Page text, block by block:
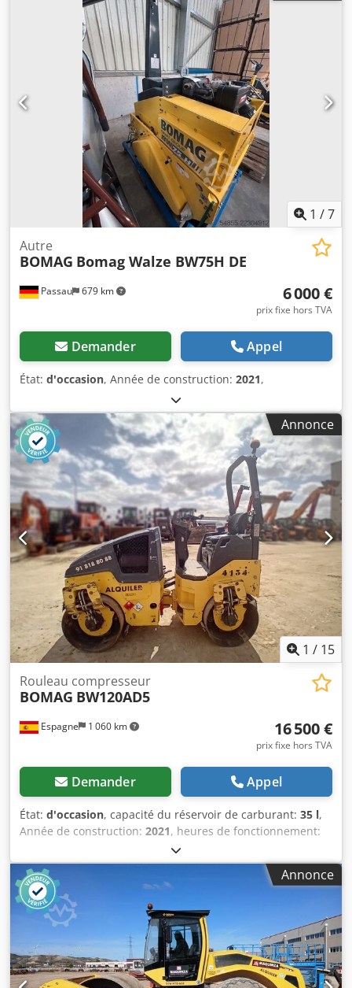
1 /7
Passau 679 km
Autre
BOMAG Bomag Walze BW75H DE
6 000 €
prix fixe hors TVA
Demander Appel
État: d'occasion, Année de construction: 2021,
Annonce
1 / 15
Espagne 1 060 km
Rouleau compresseur
BOMAG BW120AD5
16 500 €
prix fixe hors TVA
Demander Appel
État: d'occasion, capacité du réservoir de carburant: 35 l,
Année de construction: 2021, heures de fonctionnement:
, Poids à vide: 2.700 kg Csdpfx Aqey Iz A Aolsha
Dimensions (LxlxH): 253 x 127 x 257 cm
Annonce